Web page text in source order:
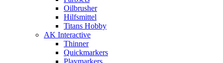
Oilbrusher
Hilfsmittel
Titans Hobby
AK Interactive
Thinner
Quickmarkers
Playmarkers